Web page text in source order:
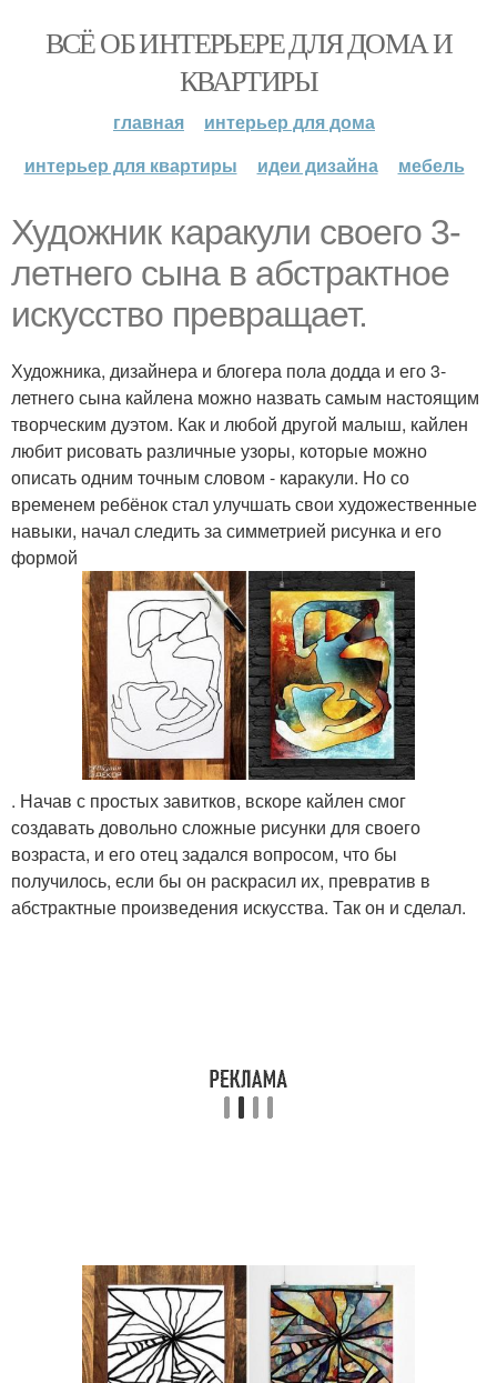
ВСЁ ОБ ИНТЕРЬЕРЕ ДЛЯ ДОМА И
КВАРТИРЫ
главная
интерьер для дома
интерьер для квартиры
идеи дизайна мебель
Художник каракули своего 3-
летнего сына в абстрактное
искусство превращает.
Художника, дизайнера и блогера пола додда и его 3-
летнего сына кайлена можно назвать самым настоящим
творческим дуэтом. Как и любой другой малыш, кайлен
любит рисовать различные узоры, которые можно
описать одним точным словом - каракули. Но со
временем ребёнок стал улучшать свои художественные
навыки, начал следить за симметрией рисунка и его
формой
. Начав с простых завитков, вскоре кайлен смог
создавать довольно сложные рисунки для своего
возраста, и его отец задался вопросом, что бы
получилось, если бы он раскрасил их, превратив в
абстрактные произведения искусства. Так он и сделал.